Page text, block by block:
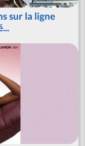
sur la ligne